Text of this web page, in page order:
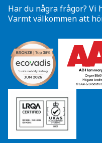
Har du några frågor? Vi
Varmt välkommen att